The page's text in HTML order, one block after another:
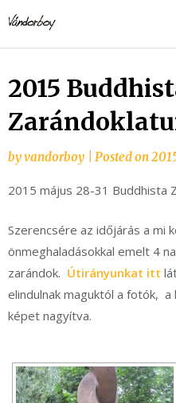
to
content
2015
byvandorboy Posted on
2015 május 28-31 Buddhista
Szerencsére az időjárás a mi
önmeghaladásokkal emelt 4
zarándok. Útirányunkat itt
elindulnak maguktól a fotók, a
képet nagyítva.